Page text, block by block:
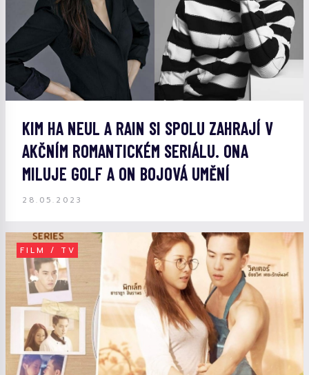
KIM HA NEUL A RAIN SI SPOLU ZAHRAJÍ V
AKČNÍM ROMANTICKÉM SERIÁLU. ONA
MILUJE GOLF A ON BOJOVÁ UMĚNÍ
28.05.2023
FILM / TV